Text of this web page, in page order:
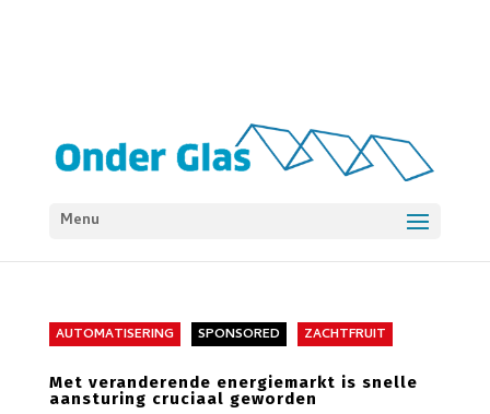
Menu
AUTOMATISERING SPONSORED ZACHTFRUIT
Met veranderende energiemarkt is snelle
aansturing cruciaal geworden